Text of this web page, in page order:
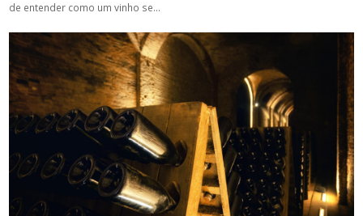
de entender como um vinho se…